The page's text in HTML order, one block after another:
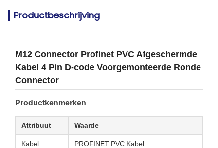
Productbeschrijving
M12 Connector Profinet PVC Afgeschermde
Kabel 4 Pin D-code Voorgemonteerde Ronde
Connector
Productkenmerken
Attribuut Waarde
Kabel PROFINET PVC Kabel